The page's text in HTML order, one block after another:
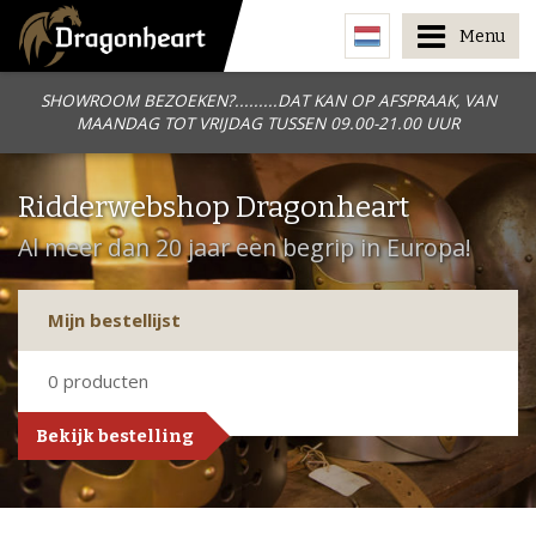
SHOWROOM BEZOEKEN?.........DAT KAN OP AFSPRAAK, VAN
MAANDAG TOT VRIJDAG TUSSEN 09.00-21.00 UUR
Menu
Ridderwebshop Dragonheart
Al meer dan 20 jaar een begrip in Europa!
Mijn bestellijst
0 producten
Bekijk bestelling